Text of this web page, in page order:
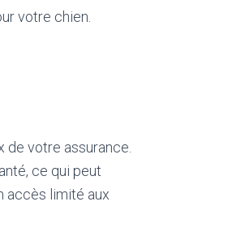
votre chien.
de votre assurance.
ce qui peut
accès limité aux